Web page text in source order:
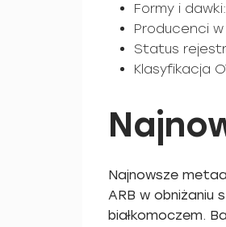
Formy i
Producenci
Status
Klasyfikacja
Najnowsze
ARB w obniżaniu
białkomoczem.